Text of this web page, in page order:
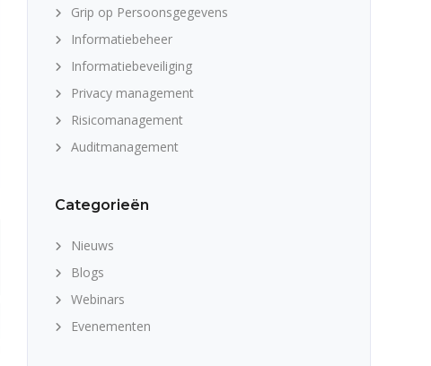
Grip op Persoonsgegevens
Informatiebeheer
Informatiebeveiliging
Privacy management
Risicomanagement
Auditmanagement
Categorieën
Nieuws
Blogs
Webinars
Evenementen